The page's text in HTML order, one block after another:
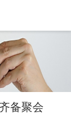
备聚会